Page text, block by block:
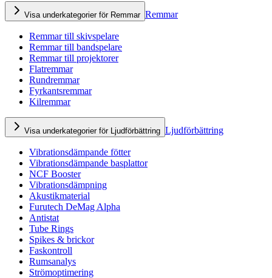
Visa underkategorier för Remmar Remmar
Remmar till skivspelare
Remmar till bandspelare
Remmar till projektorer
Flatremmar
Rundremmar
Fyrkantsremmar
Kilremmar
Visa underkategorier för Ljudförbättring Ljudförbättring
Vibrationsdämpande fötter
Vibrationsdämpande basplattor
NCF Booster
Vibrationsdämpning
Akustikmaterial
Furutech DeMag Alpha
Antistat
Tube Rings
Spikes & brickor
Faskontroll
Rumsanalys
Strömoptimering